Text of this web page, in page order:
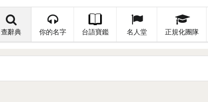
查辭典 你的名字 台語寶鑑 名人堂 正規化團隊